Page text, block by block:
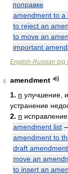
поправке
amendment to a
to reject an
to move an
important
English-Russian big
8
amendment
1. n улучшение,
устранение
2. n
amendment list
amendment to
draft amendment
move an
to insert an